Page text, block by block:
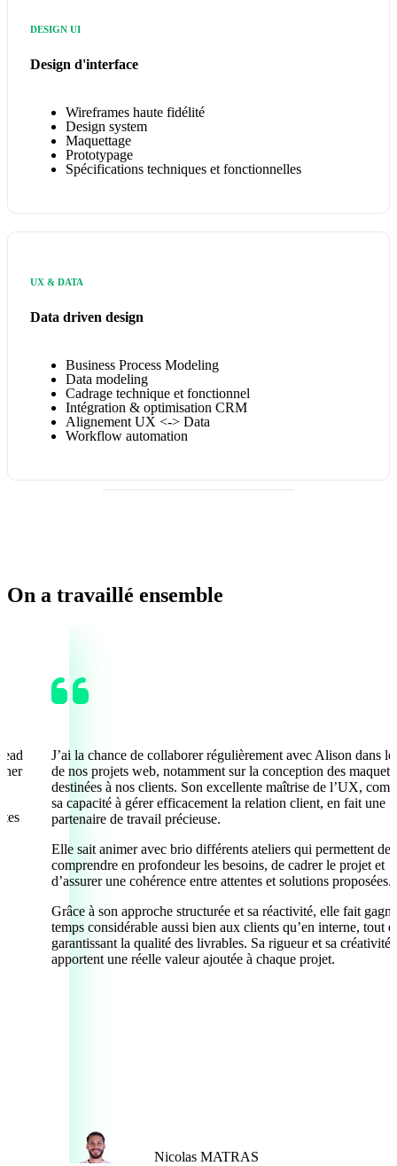
DESIGN UI
Design d'interface
Wireframes haute fidélité
Design system
Maquettage
Prototypage
Spécifications techniques et fonctionnelles
UX & DATA
Data driven design
Business Process Modeling
Data modeling
Cadrage technique et fonctionnel
Intégration & optimisation CRM
Alignement UX <-> Data
Workflow automation
On a travaillé ensemble
J’ai la chance de collaborer régulièrement avec Alison dans le
de nos projets web, notamment sur la conception des
destinées à nos clients. Son excellente maîtrise de l’UX,
sa capacité à gérer efficacement la relation client, en fait une
partenaire de travail précieuse.
Elle sait animer avec brio différents ateliers qui permettent de
comprendre en profondeur les besoins, de cadrer le projet et
d’assurer une cohérence entre attentes et solutions proposées.
Grâce à son approche structurée et sa réactivité, elle fait
temps considérable aussi bien aux clients qu’en interne, tout
garantissant la qualité des livrables. Sa rigueur et sa créativité
apportent une réelle valeur ajoutée à chaque projet.
Nicolas MATRAS